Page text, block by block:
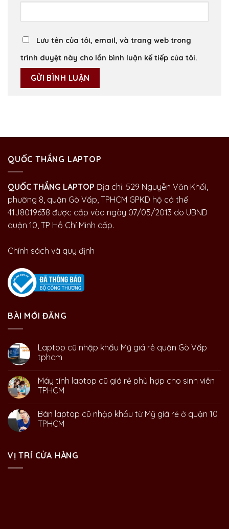
Lưu tên của tôi, email, và trang web trong
trình duyệt này cho lần bình luận kế tiếp của tôi.
QUỐC THẮNG LAPTOP
QUỐC THẮNG LAPTOP Địa chỉ: 529 Nguyễn Văn Khối,
phường 8, quận Gò Vấp, TPHCM GPKD hộ cá thể
41J8019638 được cấp vào ngày 07/05/2013 do UBND
quận 10, TP Hồ Chí Minh cấp.
Chính sách và quy định
BÀI MỚI ĐĂNG
Laptop cũ nhập khẩu Mỹ giá rẻ quận Gò Vấp
tphcm
Máy tính laptop cũ giá rẻ phù hợp cho sinh viên
TPHCM
Bán laptop cũ nhập khẩu từ Mỹ giá rẻ ở quận 10
TPHCM
VỊ TRÍ CỬA HÀNG